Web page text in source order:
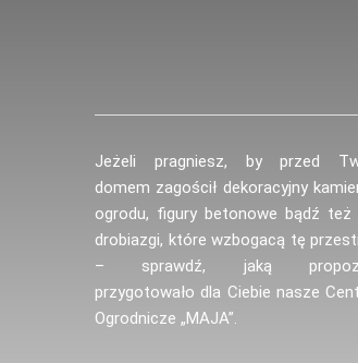
Jeżeli pragniesz, by przed
domem zagościł dekoracyjny
ogrodu, figury betonowe bądź też
drobiazgi, które wzbogacą tę
– sprawdź, jaką
przygotowało dla Ciebie nasze
Ogrodnicze „MAJA”.